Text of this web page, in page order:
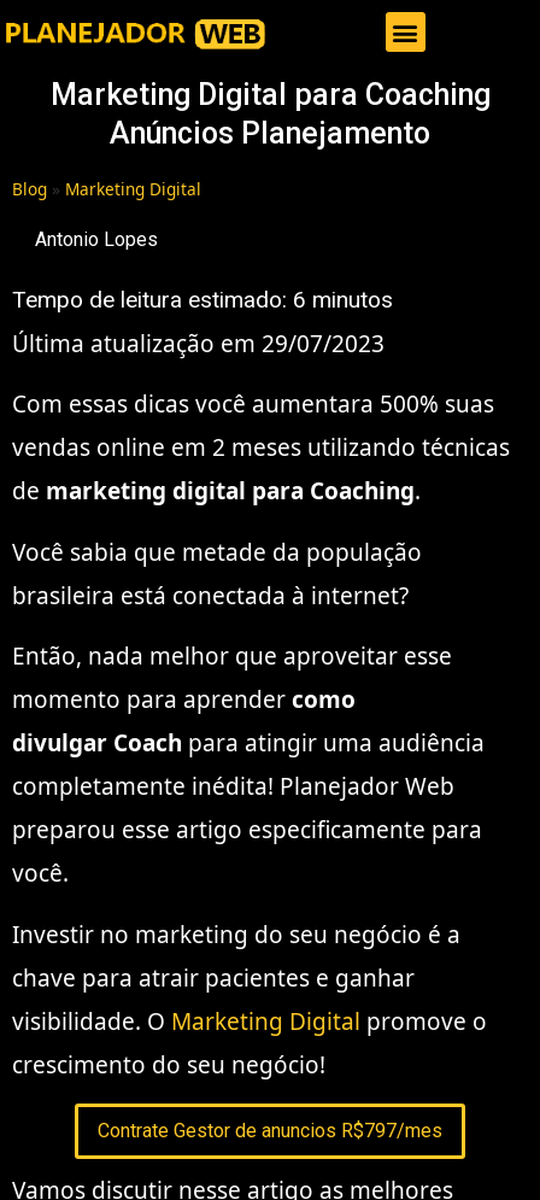
Marketing Digital para Coaching
Anúncios Planejamento
Blog » Marketing Digital
Antonio Lopes
Tempo de leitura estimado: 6 minutos
Última atualização em 29/07/2023
Com essas dicas você aumentara 500% suas
vendas online em 2 meses utilizando técnicas
de marketing digital para Coaching.
Você sabia que metade da população
brasileira está conectada à internet?
Então, nada melhor que aproveitar esse
momento para aprendercomo
divulgar Coach para atingir uma audiência
completamente inédita! Planejador Web
preparou esse artigo especificamente para
você.
Investir no marketing do seu negócio é a
chave para atrair pacientes e ganhar
visibilidade. O Marketing Digital promove o
crescimento do seu negócio!
Contrate Gestor de anuncios R$797/mes
Vamos discutir nesse artigo as melhores